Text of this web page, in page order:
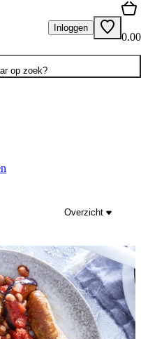
Inloggen
0.00
op zoek?
Overzicht